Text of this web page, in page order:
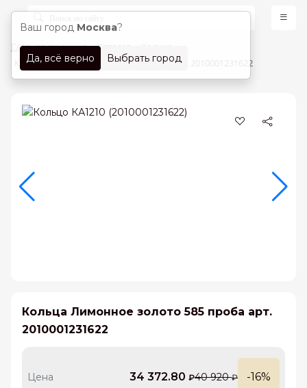
Главная страница Каталог
Кольца Лимонное золото 585 проба арт. 2010001231622
Кольца Лимонное золото 585 проба арт.
2010001231622
Цена 34 372.80 ₽40 920₽ -16%
Ваш город Москва?
Да, всё верно Выбрать город